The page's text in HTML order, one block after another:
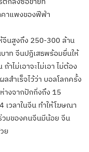
คาแพงของฟีฟ่า
จีนสูงถึง 250-300 ล้าน
าท จีนปฏิเสธพร้อมยื่นให้
าไม่เอาจะไม่เอา ไม่ต้อง
สำเร็จไว้ว่า บอลโลกครั้ง
างจากปักกิ่งถึง 15
เวลาในจีน ทำให้โฆษณา
วมของคนจีนมีน้อย จีน
ย